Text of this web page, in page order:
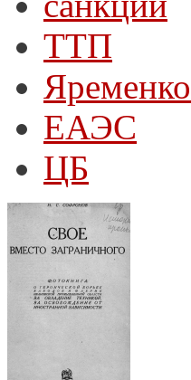
ТТП
Яременко
ЕАЭС
ЦБ